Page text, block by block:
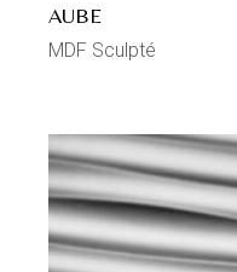
AUBE
MDF Sculpté